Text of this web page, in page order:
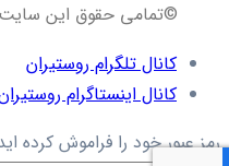
©تمامی حقوق این
کانال تلگرام روستیران
کانال اینستاگرام
رمز عبور خود را فراموش کرده